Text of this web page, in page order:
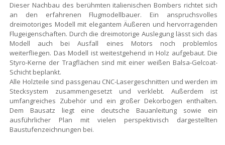
Dieser Nachbau des berühmten italienischen Bombers richtet sich
an den erfahrenen Flugmodellbauer. Ein anspruchsvolles
dreimotoriges Modell mit elegantem Äußeren und hervorragenden
Flugeigenschaften. Durch die dreimotorige Auslegung lässt sich das
Modell auch bei Ausfall eines Motors noch problemlos
weiterfliegen. Das Modell ist weitestgehend in Holz aufgebaut. Die
Styro-Kerne der Tragflächen sind mit einer weißen Balsa-Gelcoat-
Schicht beplankt.
Alle Holzteile sind passgenau CNC-Lasergeschnitten und werden im
Stecksystem zusammengesetzt und verklebt. Außerdem ist
umfangreiches Zubehör und ein großer Dekorbogen enthalten.
Dem Bausatz liegt eine deutsche Bauanleitung sowie ein
ausführlicher Plan mit vielen perspektivisch dargestellten
Baustufenzeichnungen bei.